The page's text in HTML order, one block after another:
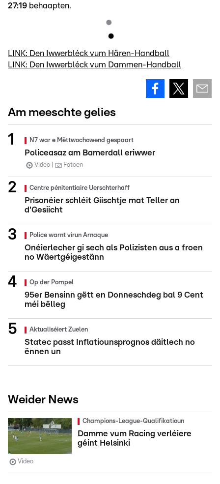
27:19 behaapten.
LINK: Den Iwwerbléck vum Hären-Handball
LINK: Den Iwwerbléck vum Dammen-Handball
Am meeschte gelies
N7 war e Mëttwochowend gespaart
Policeasaz am Bamerdall eriwwer
Video Fotoen
Centre pénitentiaire Uerschterhaff
Prisonéier schléit Giischtje mat Teller an
d'Gesiicht
Police warnt virun Arnaque
Onéierlecher gi sech als Polizisten aus a froen
no Wäertgéigestänn
Op der Pompel
95er Bensinn gëtt en Donneschdeg bal 9 Cent
méi bëlleg
Aktualiséiert Zuelen
Statec passt Inflatiounsprognos däitlech no
ënnen un
Weider News
Champions-League-Qualifikatioun
Damme vum Racing verléiere
géint Helsinki
Video